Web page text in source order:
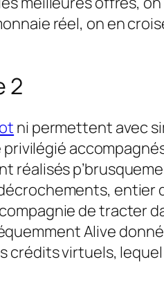
réel, on en
2
ni permettent avec
réalisés
entier
de tracter
Alive
crédits virtuels,